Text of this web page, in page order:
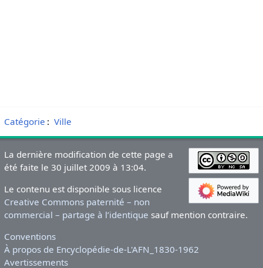
Catégorie : Ville
La dernière modification de cette page a
été faite le 30 juillet 2009 à 13:04.
Le contenu est disponible sous licence
Creative Commons paternité – non
commercial – partage à l’identique sauf mention contraire.
Conventions
À propos de Encyclopédie-de-L'AFN_1830-1962
Avertissements